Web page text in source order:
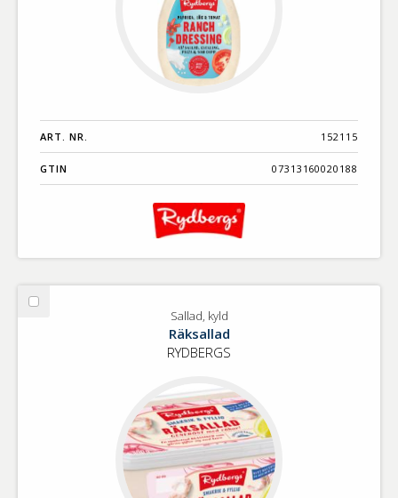
ART. NR. 152115
GTIN 07313160020188
Välj
Sallad, kyld
Räksallad
RYDBERGS